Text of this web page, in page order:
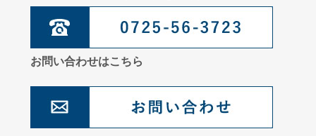
お問い合わせはこちら